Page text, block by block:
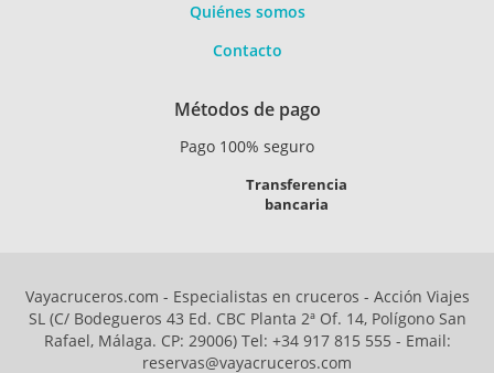
Quiénes somos
Contacto
Métodos de pago
Pago 100% seguro
Transferencia
bancaria
Vayacruceros.com - Especialistas en cruceros - Acción Viajes
SL (C/ Bodegueros 43 Ed. CBC Planta 2ª Of. 14, Polígono San
Rafael, Málaga. CP: 29006) Tel: +34 917 815 555 - Email:
reservas@vayacruceros.com